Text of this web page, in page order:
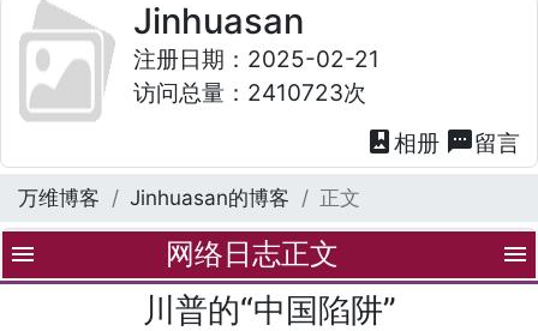
Jinhuasan
注册日期：2025-02-21
访问总量：2410723次
photo_album 相册 textsms留言
万维博客 Jinhuasan的博客 正文
menu 网络日志正文 menu
川普的“中国陷阱”